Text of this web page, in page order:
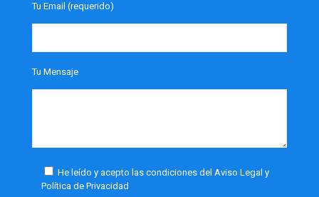
Tu Email (requerido)
Tu Mensaje
He leído y acepto las condiciones del Aviso Legal y
Política de Privacidad